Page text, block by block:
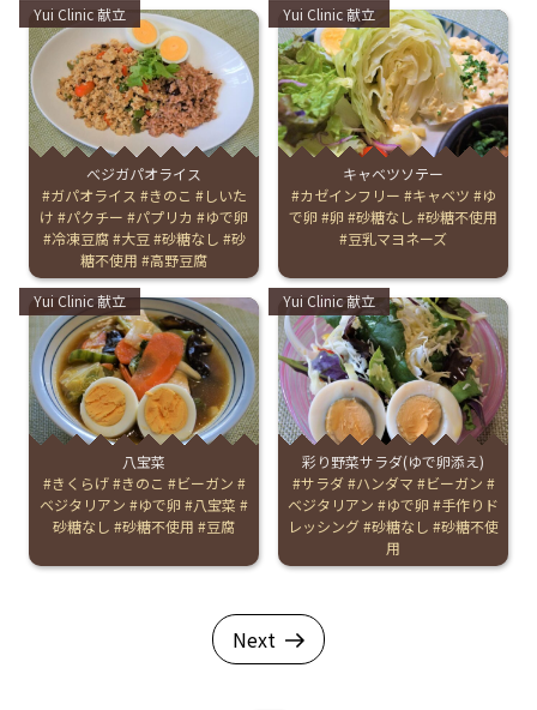
Categories:
Yui Clinic 献立
べジガパオライス
Tags:
ガパオライス きのこ
しいた
け
パクチー パプリカ
ゆで卵
冷凍豆腐 大豆 砂糖なし
砂
糖不使用
高野豆腐
Categories:
Yui Clinic 献立
キャベツソテー
Tags:
カゼインフリー キャベツ
ゆ
で卵
卵 砂糖なし
砂糖不使用
豆乳マヨネーズ
Categories:
Yui Clinic 献立
八宝菜
Tags:
きくらげ きのこ
ビーガン
ベジタリアン
ゆで卵
八宝菜
砂糖なし
砂糖不使用 豆腐
Categories:
Yui Clinic 献立
彩り野菜サラダ(ゆで卵添え)
Tags:
サラダ ハンダマ
ビーガン
ベジタリアン
ゆで卵
手作りド
レッシング 砂糖なし
砂糖不使
用
Next